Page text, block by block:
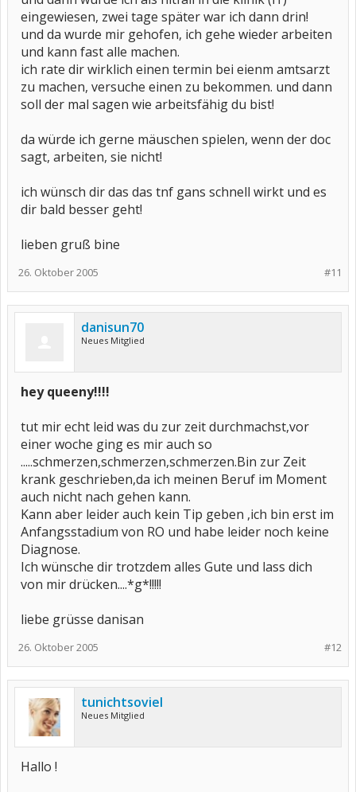
eingewiesen, zwei tage später war ich dann drin!
und da wurde mir gehofen, ich gehe wieder arbeiten
und kann fast alle machen.
ich rate dir wirklich einen termin bei eienm amtsarzt
zu machen, versuche einen zu bekommen. und dann
soll der mal sagen wie arbeitsfähig du bist!
da würde ich gerne mäuschen spielen, wenn der doc
sagt, arbeiten, sie nicht!
ich wünsch dir das das tnf gans schnell wirkt und es
dir bald besser geht!
lieben gruß bine
#11
26. Oktober 2005
danisun70
Neues Mitglied
hey queeny!!!!
tut mir echt leid was du zur zeit durchmachst,vor
einer woche ging es mir auch so
.....schmerzen,schmerzen,schmerzen.Bin zur Zeit
krank geschrieben,da ich meinen Beruf im Moment
auch nicht nach gehen kann.
Kann aber leider auch kein Tip geben ,ich bin erst im
Anfangsstadium von RO und habe leider noch keine
Diagnose.
Ich wünsche dir trotzdem alles Gute und lass dich
von mir drücken....*g*!!!!!
liebe grüsse danisan
#12
26. Oktober 2005
tunichtsoviel
Neues Mitglied
Hallo !